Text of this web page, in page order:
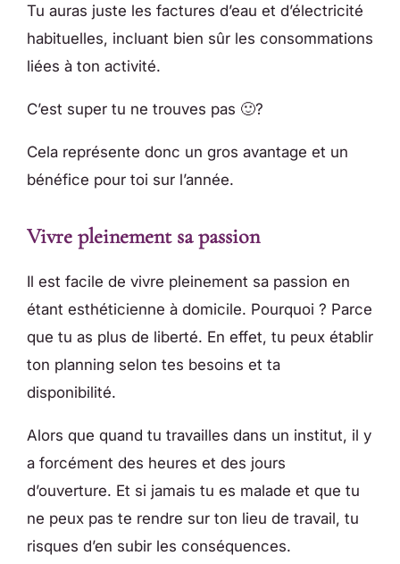
Tu auras juste les factures d’eau et d’électricité
habituelles, incluant bien sûr les consommations
liées à ton activité.
C’est super tu ne trouves pas 🙂?
Cela représente donc un gros avantage et un
bénéfice pour toi sur l’année.
Vivre pleinement sa passion
Il est facile de vivre pleinement sa passion en
étant esthéticienne à domicile. Pourquoi ? Parce
que tu as plus de liberté. En effet, tu peux établir
ton planning selon tes besoins et ta
disponibilité.
Alors que quand tu travailles dans un institut, il y
a forcément des heures et des jours
d’ouverture. Et si jamais tu es malade et que tu
ne peux pas te rendre sur ton lieu de travail, tu
risques d’en subir les conséquences.